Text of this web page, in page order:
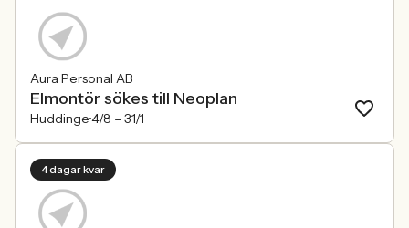
Aura Personal AB
Elmontör sökes till Neoplan
Huddinge4/8 – 31/1
4 dagar kvar